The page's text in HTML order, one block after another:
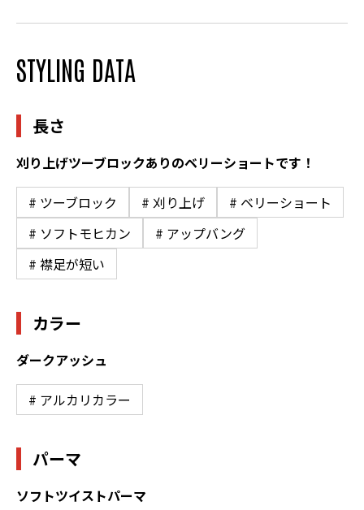
STYLING DATA
長さ
刈り上げツーブロックありのベリーショートです！
# ツーブロック # 刈り上げ
# ベリーショート
# ソフトモヒカン
# アップバング
# 襟足が短い
カラー
ダークアッシュ
# アルカリカラー
パーマ
ソフトツイストパーマ